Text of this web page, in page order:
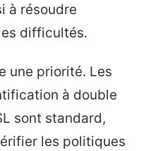
à résoudre
difficultés.
une priorité. Les
à double
sont standard,
les politiques